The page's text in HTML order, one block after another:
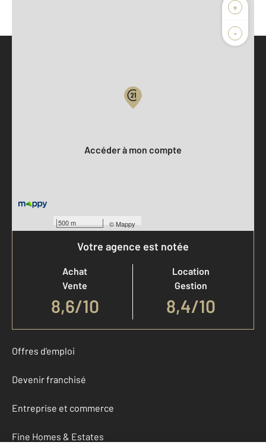
+
-
500 m ©Mappy
Accéder à mon compte
Votre agence est notée
Achat
Vente
8,6/10
Location
Gestion
8,4/10
Offres d'emploi
Devenir franchisé
Entreprise et commerce
Fine Homes & Estates